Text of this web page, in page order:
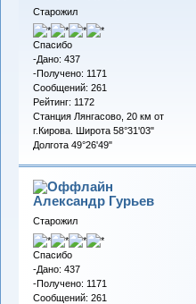
Старожил
Спасибо
-Дано: 437
-Получено: 1171
Сообщений: 261
Рейтинг: 1172
Станция Лянгасово, 20 км от
г.Кирова. Широта 58°31'03"
Долгота 49°26'49"
Александр Гурьев
Старожил
Спасибо
-Дано: 437
-Получено: 1171
Сообщений: 261